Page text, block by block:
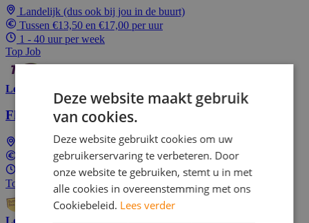
Landelijk (dus ook bij jou in de buurt)
Tussen €13,50 en €17,00 per uur
1 - 40 uur per week
Top Job
Lees meer
Flexibele Parttime Sales Medewerker
Landelijk (dus ook bij jou in de buurt)
€17,00 per uur
1 - 40 uur per week
Top Job
Deze website maakt gebruik
van cookies.
Deze website gebruikt cookies om uw
gebruikerservaring te verbeteren. Door
onze website te gebruiken, stemt u in met
alle cookies in overeenstemming met ons
Cookiebeleid. Lees verder